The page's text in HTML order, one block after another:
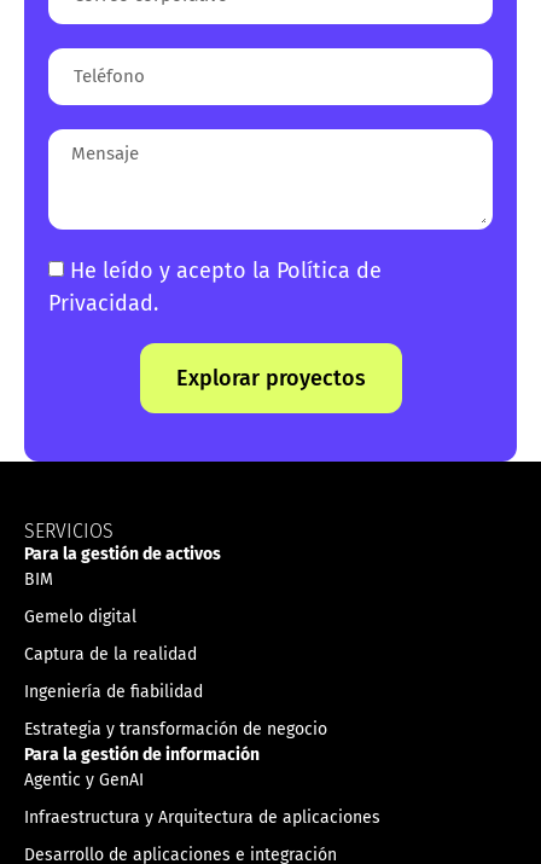
He leído y acepto la Política de
Privacidad.
Explorar proyectos
SERVICIOS
Para la gestión de activos
BIM
Gemelo digital
Captura de la realidad
Ingeniería de fiabilidad
Estrategia y transformación de negocio
Para la gestión de información
Agentic y GenAI
Infraestructura y Arquitectura de aplicaciones
Desarrollo de aplicaciones e integración